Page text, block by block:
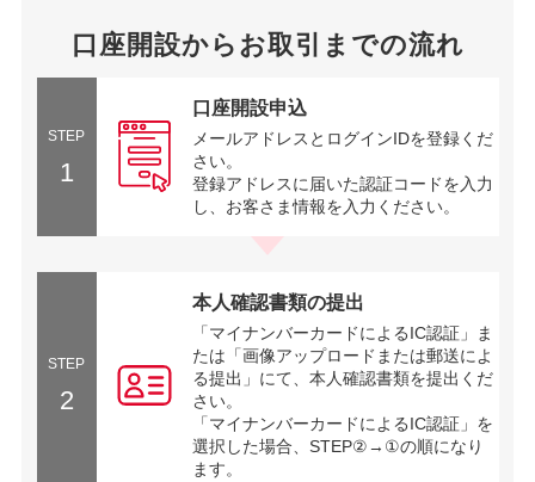
口座開設からお取引までの流れ
STEP
1
口座開設申込
メールアドレスとログインIDを登録くだ
さい。
登録アドレスに届いた認証コードを入力
し、お客さま情報を入力ください。
STEP
2
本人確認書類の提出
「マイナンバーカードによるIC認証」ま
たは「画像アップロードまたは郵送によ
る提出」にて、本人確認書類を提出くだ
さい。
「マイナンバーカードによるIC認証」を
選択した場合、STEP②→①の順になり
ます。